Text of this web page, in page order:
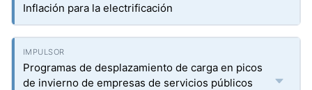
Inflación para la electrificación
Programas de desplazamiento de carga en picos
de invierno de empresas de servicios públicos